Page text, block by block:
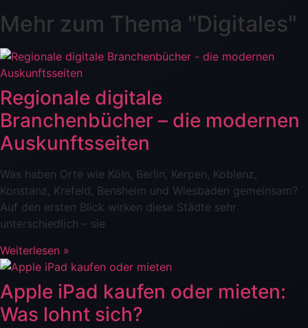
Mehr zum Thema "Digitales"
Regionale digitale
Branchenbücher – die modernen
Auskunftsseiten
Was haben Orte wie Köln, Berlin, Kerpen, Koblenz,
Konstanz, Krefeld, Bensheim und Wiesbaden gemeinsam?
Auf den ersten Blick wirken diese Städte sehr
unterschiedlich – sie
Weiterlesen »
Apple iPad kaufen oder mieten:
Was lohnt sich?